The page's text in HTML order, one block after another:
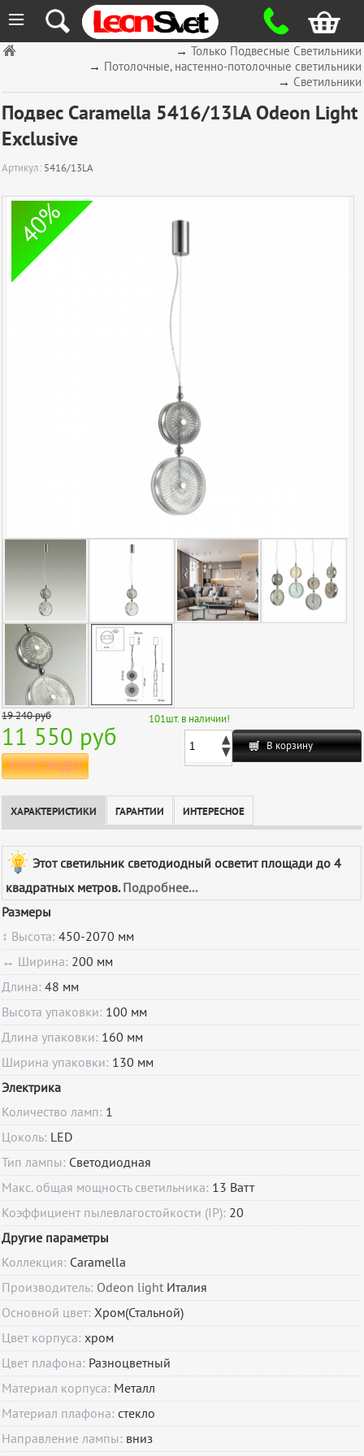
≡
→ Только Подвесные Светильники
→ Потолочные, настенно-потолочные светильники
→ Светильники
Подвес Caramella 5416/13LA Odeon Light
Exclusive
Артикул: 5416/13LA
40%
19 240руб
11 550 руб
ХОЧУ СКИДКУ
101шт. в наличии!
В корзину
ХАРАКТЕРИСТИКИ ГАРАНТИИ ИНТЕРЕСНОЕ
Этот светильник светодиодный осветит площади до 4
квадратных метров.Подробнее...
Размеры
↕ Высота:450-2070 мм
↔ Ширина: 200 мм
Длина:48 мм
Высота упаковки: 100 мм
Длина упаковки: 160 мм
Ширина упаковки: 130 мм
Электрика
Количество ламп: 1
Цоколь: LED
Тип лампы: Светодиодная
Макс. общая мощность светильника: 13 Ватт
Коэффициент пылевлагостойкости (IP): 20
Другие параметры
Коллекция: Caramella
Производитель: Odeon light Италия
Основной цвет: Хром(Стальной)
Цвет корпуса: хром
Цвет плафона: Разноцветный
Материал корпуса: Металл
Материал плафона:стекло
Направление лампы: вниз